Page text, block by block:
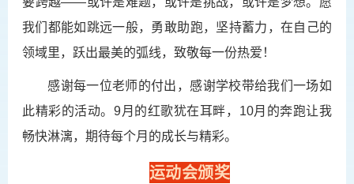
我们都能如跳远一般，勇敢助跑，坚持蓄力，在自己的
领域里，跃出最美的弧线，致敬每一份热爱！
感谢每一位老师的付出，感谢学校带给我们一场如
此精彩的活动。9月的红歌犹在耳畔，10月的奔跑让我
畅快淋漓，期待每个月的成长与精彩。
运动会颁奖